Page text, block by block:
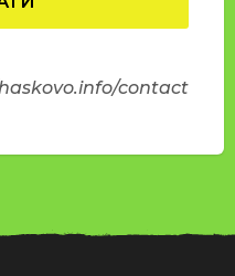
contact